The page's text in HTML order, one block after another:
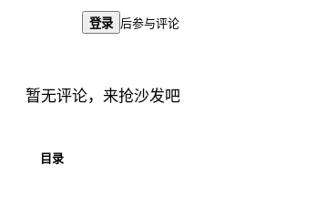
登录 后参与评论
暂无评论，来抢沙发吧
目录